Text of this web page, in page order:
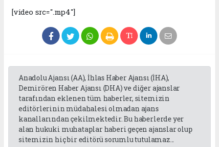
[video src=".mp4"]
Anadolu Ajansı (AA), İhlas Haber Ajansı (İHA),
Demirören Haber Ajansı (DHA) ve diğer ajanslar
tarafından eklenen tüm haberler, sitemizin
editörlerinin müdahalesi olmadan ajans
kanallarından çekilmektedir. Bu haberlerde yer
alan hukuki muhataplar haberi geçen ajanslar olup
sitemizin hiç bir editörü sorumlu tutulamaz...